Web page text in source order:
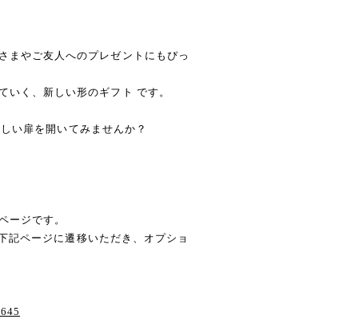
まやご友人へのプレゼントにもぴっ
いく、新しい形のギフト です。
い扉を開いてみませんか？
ージです。
記ページに遷移いただき、オプショ